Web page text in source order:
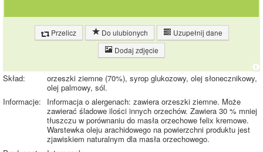
Przelicz Do ulubionych
Uzupełnij dane
Dodaj zdjęcie
Skład:
orzeszki ziemne (70%), syrop glukozowy, olej słonecznikowy,
olej palmowy, sól.
Informacje:
Informacja o alergenach: zawiera orzeszki ziemne. Może
zawierać śladowe ilości innych orzechów. Zawiera 30 % mniej
tłuszczu w porównaniu do masła orzechowe felix kremowe.
Warstewka oleju arachidowego na powierzchni produktu jest
zjawiskiem naturalnym dla masła orzechowego.